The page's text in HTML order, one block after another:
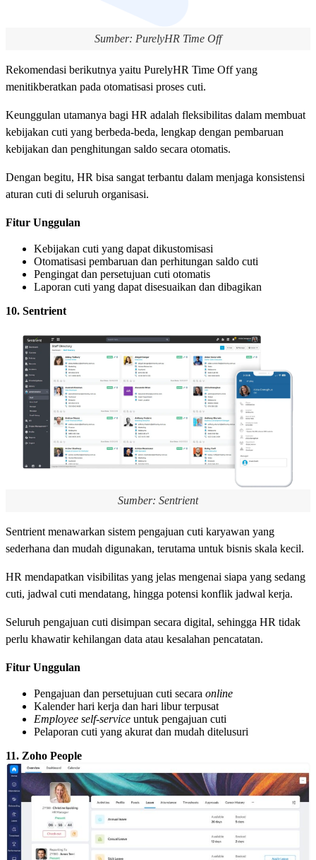
Sumber: PurelyHR Time Off
Rekomendasi berikutnya yaitu PurelyHR Time Off yang
menitikberatkan pada otomatisasi proses cuti.
Keunggulan utamanya bagi HR adalah fleksibilitas dalam membuat
kebijakan cuti yang berbeda-beda, lengkap dengan pembaruan
kebijakan dan penghitungan saldo secara otomatis.
Dengan begitu, HR bisa sangat terbantu dalam menjaga konsistensi
aturan cuti di seluruh organisasi.
Fitur Unggulan
Kebijakan cuti yang dapat dikustomisasi
Otomatisasi pembaruan dan perhitungan saldo cuti
Pengingat dan persetujuan cuti otomatis
Laporan cuti yang dapat disesuaikan dan dibagikan
10. Sentrient
Sumber: Sentrient
Sentrient menawarkan sistem pengajuan cuti karyawan yang
sederhana dan mudah digunakan, terutama untuk bisnis skala kecil.
HR mendapatkan visibilitas yang jelas mengenai siapa yang sedang
cuti, jadwal cuti mendatang, hingga potensi konflik jadwal kerja.
Seluruh pengajuan cuti disimpan secara digital, sehingga HR tidak
perlu khawatir kehilangan data atau kesalahan pencatatan.
Fitur Unggulan
Pengajuan dan persetujuan cuti secara online
Kalender hari kerja dan hari libur terpusat
Employee self-service untuk pengajuan cuti
Pelaporan cuti yang akurat dan mudah ditelusuri
11. Zoho People